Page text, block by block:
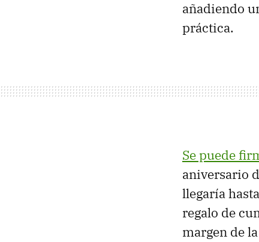
añadiendo
práctica.
Se puede
aniversario
llegaría
regalo de
margen de